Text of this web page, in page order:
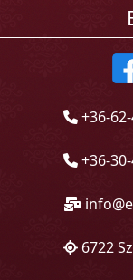
+36-
+36-
6722